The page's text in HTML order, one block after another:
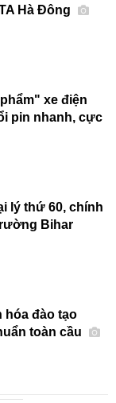
Hà Đông
xe điện
pin nhanh, cực
lý thứ 60, chính
Bihar
hóa đào tạo
toàn cầu